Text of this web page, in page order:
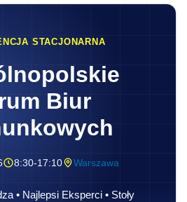
STACJONARNA
Biur
8:30-17:10 Warszawa
• Najlepsi Eksperci • Stoły